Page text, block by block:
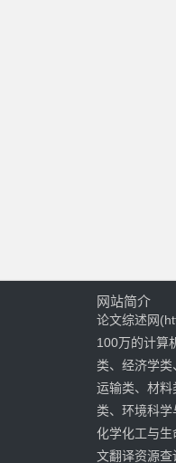
网站简介
论文综述网
100万的计算
类、经济学
运输类、材
类、环境科学
化学化工与
文翻译资源查